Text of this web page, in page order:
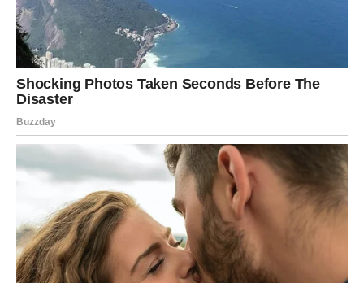
mogućnost da konačno pokažete koliko vredite.
Rak
Rakovi će tokom juna biti posebno emotivni. Mnogo toga
što ste potiskivali sada izlazi na površinu. Ipak, upravo
kroz te emocije dolazi vaše oslobađanje.
Jun donosi jedan veoma važan razgovor koji će promeniti
vaš pogled na ljubav. Mnogi Rakovi će shvatiti da je
vreme da prestanu da čekaju nekoga ko nije umeo da ih
ceni.